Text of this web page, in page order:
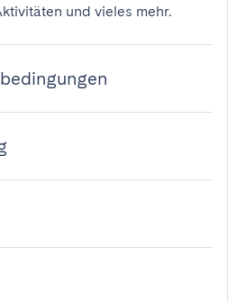
und vieles mehr.